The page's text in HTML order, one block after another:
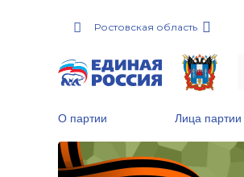
Ростовская область
О партии Лица партии